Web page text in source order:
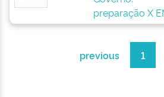
preparação X
previous 1